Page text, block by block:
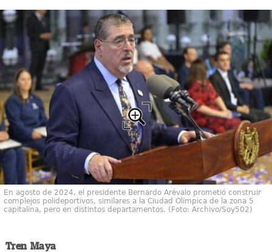
En agosto de 2024, el presidente Bernardo Arévalo prometió construir
complejos polideportivos, similares a la Ciudad Olímpica de la zona 5
capitalina, pero en distintos departamentos. (Foto: Archivo/Soy502)
Tren Maya